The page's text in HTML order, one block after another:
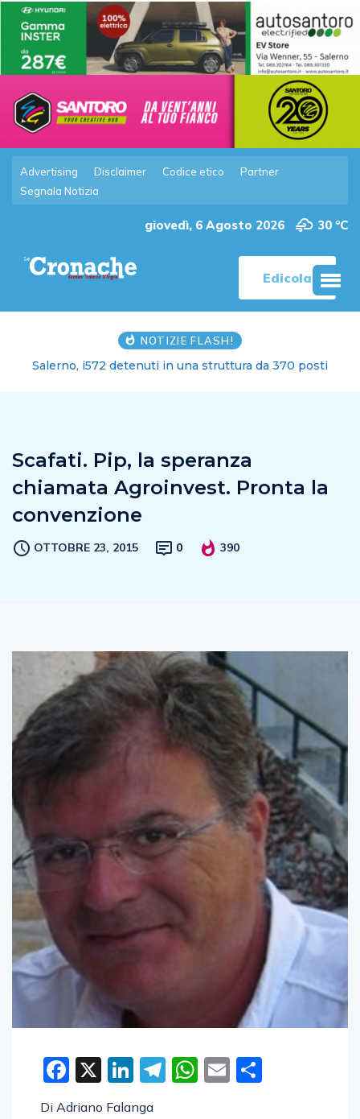
Advertising Disclaimer Codice etico
Partner
Segnala Notizia
giovedì, 6 Agosto 2026 30 °C
Edicola
NOTIZIE FLASH!
Salerno, i572 detenuti in una struttura da 370 posti
Scafati. Pip, la speranza
chiamata Agroinvest. Pronta la
convenzione
OTTOBRE 23, 2015 0 390
Facebook
X LinkedIn
Telegram
WhatsApp
Email
Di Adriano Falanga